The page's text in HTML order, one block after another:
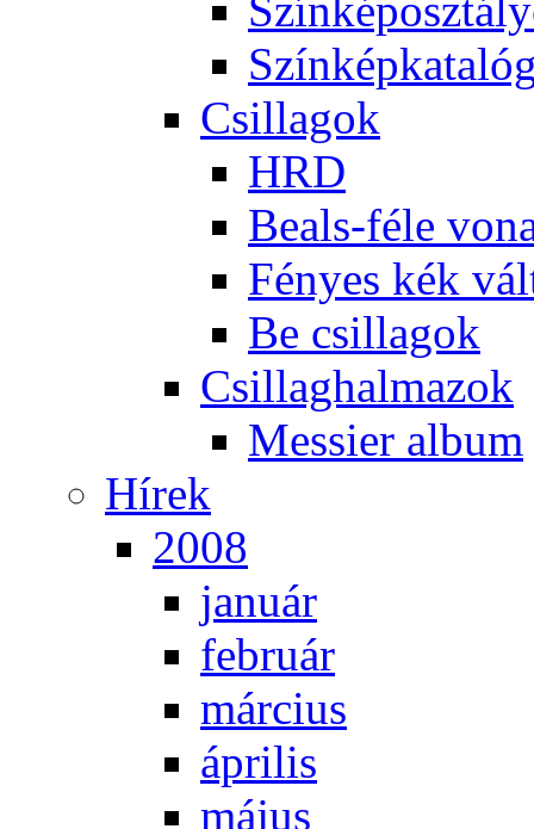
Csil­la­gok
HRD
Be­als-fé­le
Fé­nyes kék
Be csil­la­gok
Csil­lag­hal­ma­zok
Mes­si­er al­bum
Hí­rek
2008
ja­nu­ár
feb­ru­ár
már­ci­us
áp­ri­lis
má­jus